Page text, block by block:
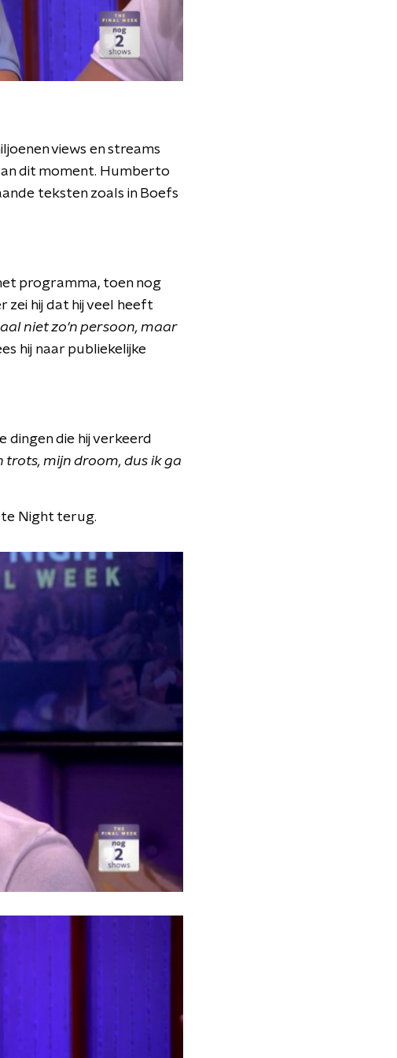
views en streams
dit moment. Humberto
teksten zoals in Boefs
programma, toen nog
hij dat hij veel heeft
niet zo'n persoon, maar
hij naar publiekelijke
die hij verkeerd
trots, mijn droom, dus ik ga
Night terug.